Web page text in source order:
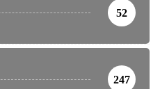
52
247